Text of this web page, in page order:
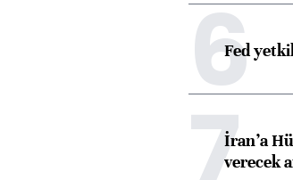
6
Fed
7İran’a
verecek